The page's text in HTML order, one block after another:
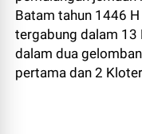
Batam tahun 1446
tergabung dalam 13
dalam dua
pertama dan 2